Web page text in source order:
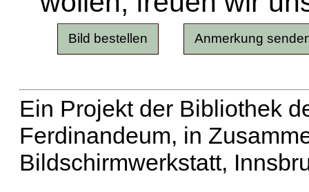
Ein Projekt der Bibliothek
Ferdinandeum, in
Bildschirmwerkstatt,